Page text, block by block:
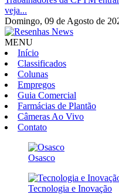
veja...
Domingo, 09 de Agosto de
MENU
Início
Classificados
Colunas
Empregos
Guia Comercial
Farmácias de Plantão
Câmeras Ao Vivo
Contato
Osasco
Tecnologia e Inovação